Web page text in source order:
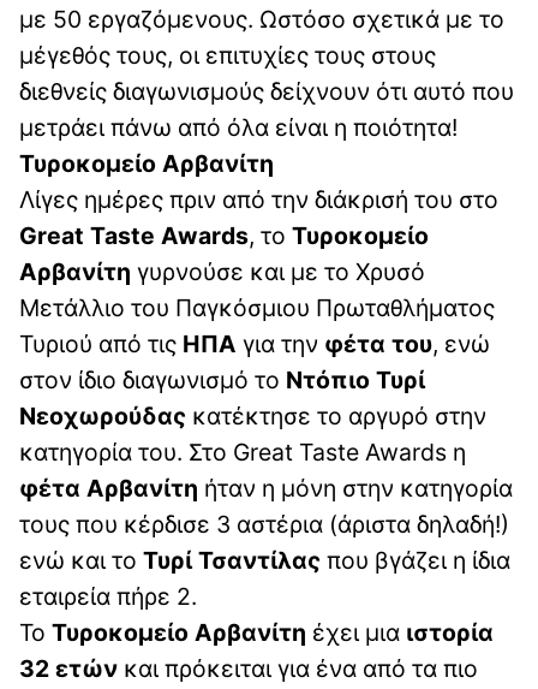
με 50 εργαζόμενους. Ωστόσο σχετικά με το
μέγεθός τους, οι επιτυχίες τους στους
διεθνείς διαγωνισμούς δείχνουν ότι αυτό που
μετράει πάνω από όλα είναι η ποιότητα!
Τυροκομείο Αρβανίτη
Λίγες ημέρες πριν από την διάκρισή του στο
Great Taste Awards, το Τυροκομείο
Αρβανίτη γυρνούσε και με το Χρυσό
Μετάλλιο του Παγκόσμιου Πρωταθλήματος
Τυριού από τις ΗΠΑ για την φέτα του, ενώ
στον ίδιο διαγωνισμό το Ντόπιο Τυρί
Νεοχωρούδας κατέκτησε το αργυρό στην
κατηγορία του. Στο Great Taste Awards η
φέτα Αρβανίτη ήταν η μόνη στην κατηγορία
τους που κέρδισε 3 αστέρια (άριστα δηλαδή!)
ενώ και το Τυρί Τσαντίλας που βγάζει η ίδια
εταιρεία πήρε 2.
Το Τυροκομείο Αρβανίτη έχει μια ιστορία
32 ετών και πρόκειται για ένα από τα πιο